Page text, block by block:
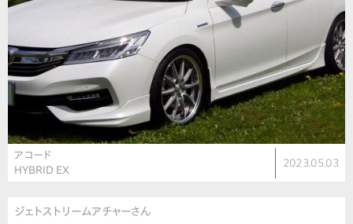
アコード
HYBRID EX
2023.05.03
ジェトストリームアチャーさん